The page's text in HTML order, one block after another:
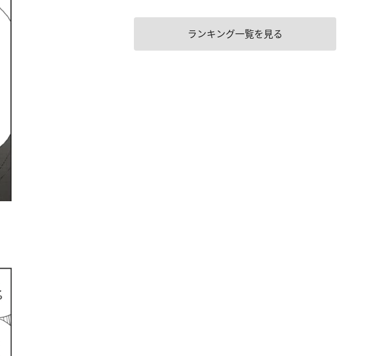
ランキング一覧を見る